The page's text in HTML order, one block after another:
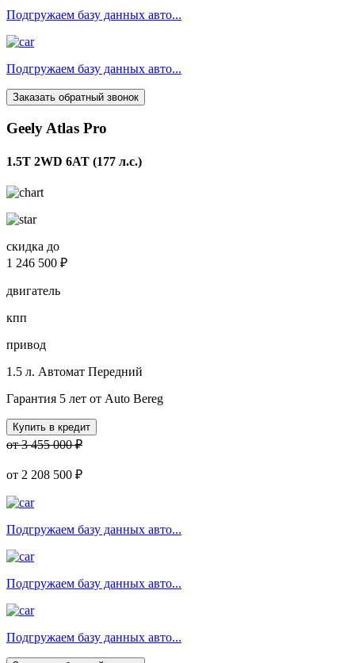
Подгружаем базу данных авто...
Подгружаем базу данных авто...
Заказать обратный звонок
Geely Atlas Pro
1.5T 2WD 6AT (177 л.с.)
скидка до
1 246 500 ₽
двигатель
кпп
привод
1.5 л. Автомат Передний
Гарантия 5 лет от Auto Bereg
Купить в кредит
от 3 455 000 ₽
от 2 208 500 ₽
Подгружаем базу данных авто...
Подгружаем базу данных авто...
Подгружаем базу данных авто...